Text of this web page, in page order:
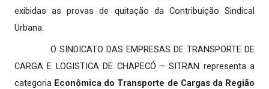
exibidas as provas de quitação da Contribuição Sindical
Urbana.
O SINDICATO DAS EMPRESAS DE TRANSPORTE DE
CARGA E LOGISTICA DE CHAPECÓ – SITRAN representa a
categoria Econômica do Transporte de Cargas da Região